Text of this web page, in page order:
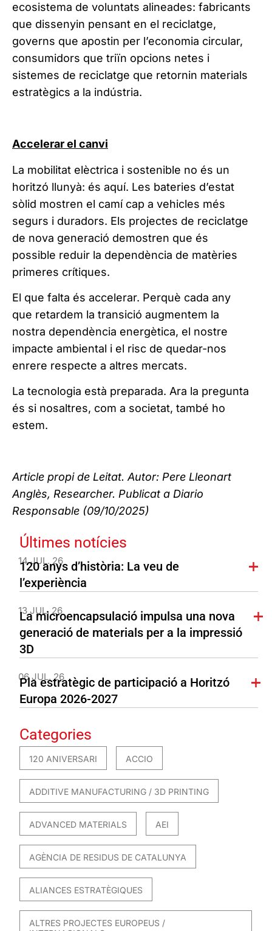
ecosistema de voluntats alineades: fabricants
que dissenyin pensant en el reciclatge,
governs que apostin per l’economia circular,
consumidors que triïn opcions netes i
sistemes de reciclatge que retornin materials
estratègics a la indústria.
Accelerar el canvi
La mobilitat elèctrica i sostenible no és un
horitzó llunyà: és aquí. Les bateries d’estat
sòlid mostren el camí cap a vehicles més
segurs i duradors. Els projectes de reciclatge
de nova generació demostren que és
possible reduir la dependència de matèries
primeres crítiques.
El que falta és accelerar. Perquè cada any
que retardem la transició augmentem la
nostra dependència energètica, el nostre
impacte ambiental i el risc de quedar-nos
enrere respecte a altres mercats.
La tecnologia està preparada. Ara la pregunta
és si nosaltres, com a societat, també ho
estem.
Article propi de Leitat. Autor: Pere Lleonart
Anglès, Researcher. Publicat a Diario
Responsable (09/10/2025)
Últimes notícies
14 JUL. 26
120 anys d’història: La veu de
l’experiència
13 JUL. 26
La microencapsulació impulsa una nova
generació de materials per a la impressió
3D
06 JUL. 26
Pla estratègic de participació a Horitzó
Europa 2026-2027
Categories
120 ANIVERSARI ACCIO
ADDITIVE MANUFACTURING / 3D PRINTING
ADVANCED MATERIALS AEI
AGÈNCIA DE RESIDUS DE CATALUNYA
ALIANCES ESTRATÈGIQUES
ALTRES PROJECTES EUROPEUS /